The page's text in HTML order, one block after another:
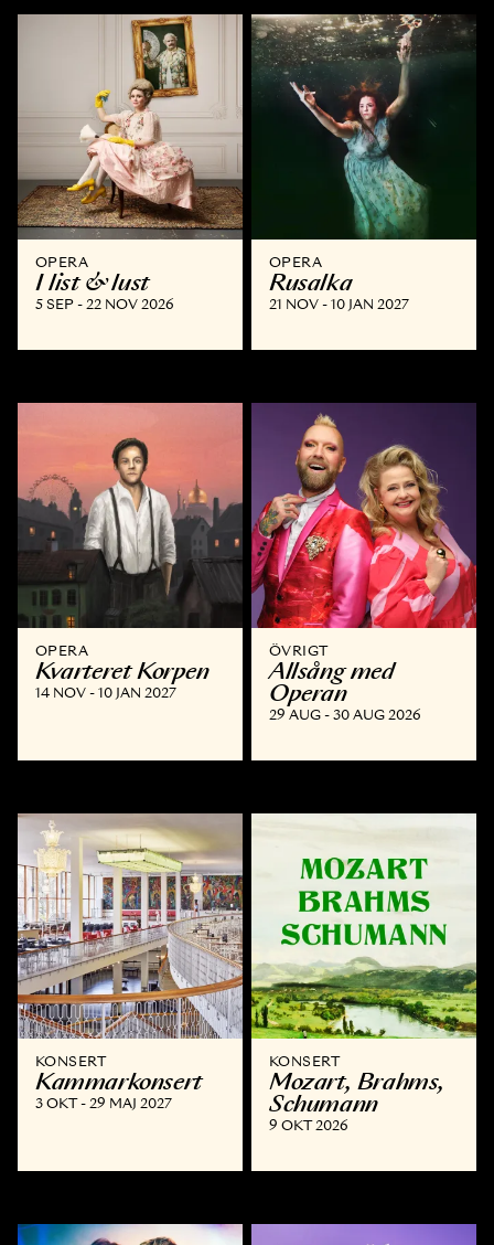
OPERA
I list & lust
5 SEP - 22 NOV 2026
OPERA
Rusalka
21 NOV - 10 JAN 2027
OPERA
Kvarteret Korpen
14 NOV - 10 JAN 2027
ÖVRIGT
Allsång med
Operan
29 AUG - 30 AUG 2026
KONSERT
Kammar­konsert
3 OKT - 29 MAJ 2027
KONSERT
Mozart, Brahms,
Schumann
9 OKT 2026